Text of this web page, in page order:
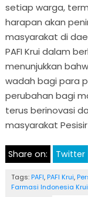
setiap warga,
harapan akan
masyarakat di
PAFI Krui dalam
menunjukkan
wadah bagi para
perubahan bagi
terus berinovasi
masyarakat
Share on: Twitter
Tags: PAFI, PAFI Krui,
Farmasi Indonesia Krui